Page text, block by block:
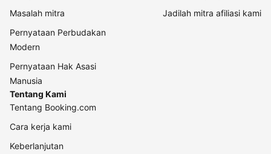
Masalah mitra
Pernyataan Perbudakan
Modern
Pernyataan Hak Asasi
Manusia
Jadilah mitra afiliasi kami
Tentang Kami
Tentang Booking.com
Cara kerja kami
Keberlanjutan